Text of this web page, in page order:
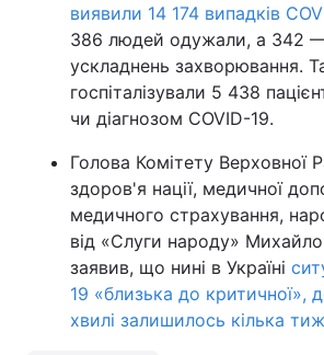
виявили 14 174 випадків
386 людей одужали, а 342
ускладнень захворювання.
госпіталізували 5 438
чи діагнозом COVID-19.
Голова Комітету Верховної
здоров'я нації, медичної
медичного страхування,
від «Слуги народу»
заявив, що нині в Україні
19 «близька до критичної»,
хвилі залишилось кілька